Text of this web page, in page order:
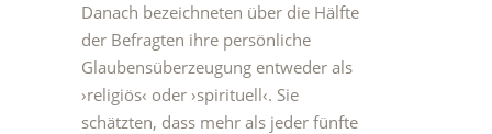
Danach bezeichneten über die Hälfte
der Befragten ihre persönliche
Glaubensüberzeugung entweder als
›religiös‹ oder ›spirituell‹. Sie
schätzten, dass mehr als jeder fünfte